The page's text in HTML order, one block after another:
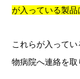
が入っている製品
これらが入って
物病院へ連絡を取